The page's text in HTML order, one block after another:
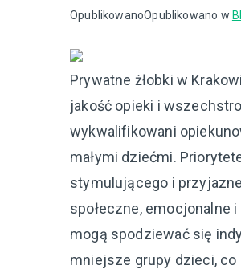
OpublikowanoOpublikowano w
Prywatne żłobki w
jakość opieki i
wykwalifikowani
małymi dziećmi.
stymulującego i
społeczne, emocjonalne
mogą spodziewać się
mniejsze grupy dzieci,